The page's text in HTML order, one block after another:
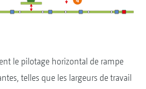
le pilotage horizontal de rampe
telles que les largeurs de travail